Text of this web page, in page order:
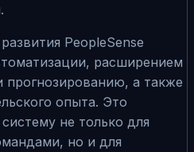
PeopleSense
расширением
прогнозированию, а также
опыта. Это
не только для
но и для